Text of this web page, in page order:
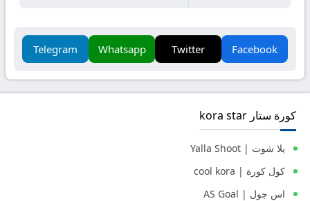
Facebook
Twitter
Whatsapp
Telegram
كورة ستار kora star
يلا شوت | Yalla Shoot
كول كورة | cool kora
اس جول | AS Goal